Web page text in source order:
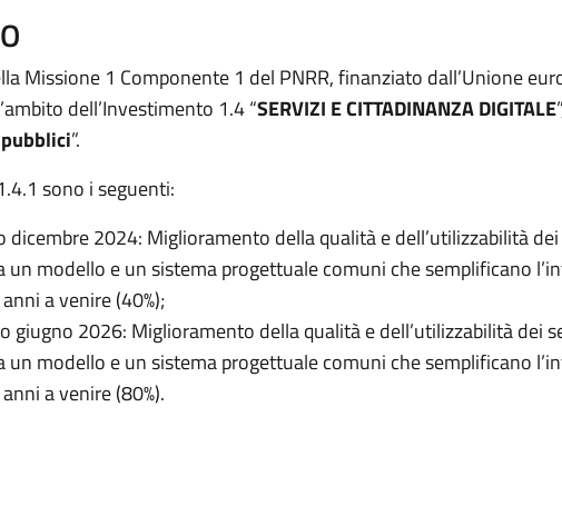
Missione 1 Componente 1 del PNRR, finanziato dall’Unione
dell’Investimento 1.4 “SERVIZI E CITTADINANZA DIGITALE
”.
sono i seguenti:
2024: Miglioramento della qualità e dell’utilizzabilità
modello e un sistema progettuale comuni che semplificano
a venire (40%);
giugno 2026: Miglioramento della qualità e dell’utilizzabilità dei
modello e un sistema progettuale comuni che semplificano
a venire (80%).